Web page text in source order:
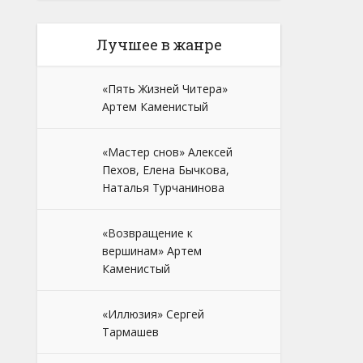
Лучшее в жанре
«Пять Жизней Читера»
Артем Каменистый
«Мастер снов» Алексей
Пехов, Елена Бычкова,
Наталья Турчанинова
«Возвращение к
вершинам» Артем
Каменистый
«Иллюзия» Сергей
Тармашев